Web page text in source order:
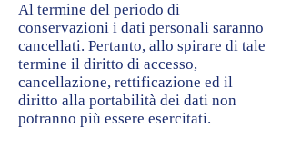
Al termine del periodo di
conservazioni i dati personali saranno
cancellati. Pertanto, allo spirare di tale
termine il diritto di accesso,
cancellazione, rettificazione ed il
diritto alla portabilità dei dati non
potranno più essere esercitati.